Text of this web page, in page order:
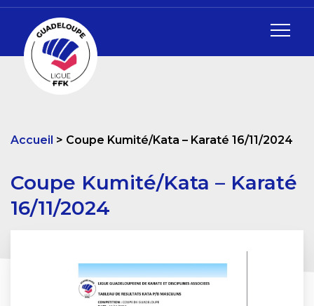
Accueil Coupe Kumité/Kata – Karaté 16/11/2024
Coupe Kumité/Kata – Karaté
16/11/2024